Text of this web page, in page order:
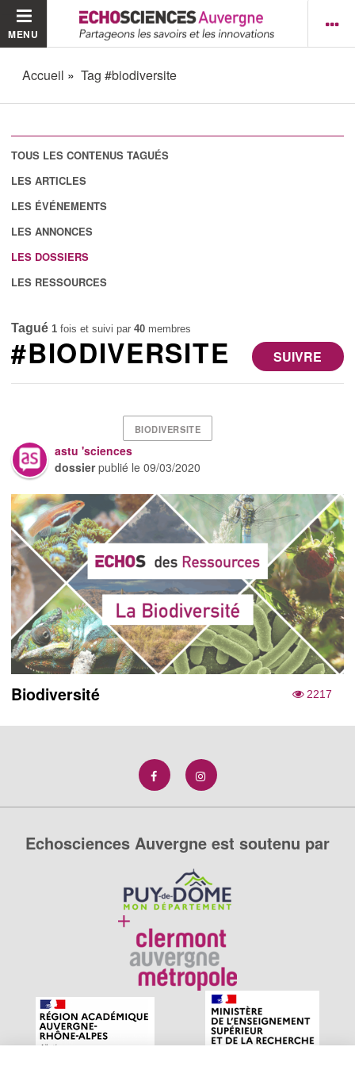
MENU
Accueil Tag #biodiversite
TOUS LES CONTENUS TAGUÉS
LES ARTICLES
LES ÉVÉNEMENTS
LES ANNONCES
LES DOSSIERS
LES RESSOURCES
Tagué 1 fois et suivi par40 membres
SUIVRE
#BIODIVERSITE
BIODIVERSITE
astu 'sciences
dossierpublié le09/03/2020
2217
Biodiversité
Echosciences Auvergne est soutenu par